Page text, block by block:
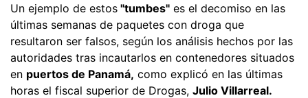
Un ejemplo de estos "tumbes" es el decomiso en las
últimas semanas de paquetes con droga que
resultaron ser falsos, según los análisis hechos por las
autoridades tras incautarlos en contenedores situados
en puertos de Panamá, como explicó en las últimas
horas el fiscal superior de Drogas, Julio Villarreal.